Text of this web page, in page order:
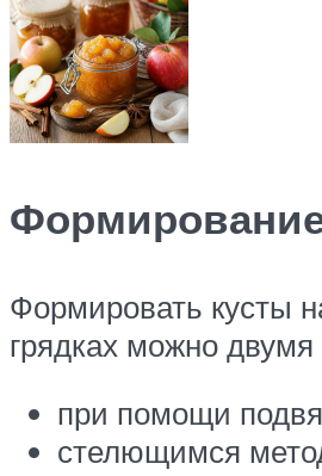
Формировать кусты
грядках можно
при помощи
стелющимся